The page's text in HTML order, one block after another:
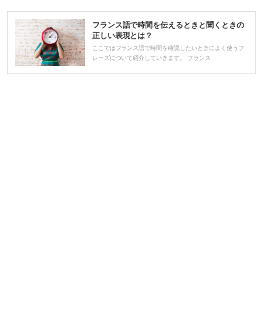
ー
ー
フランス語で時間を伝えるときと聞くときの
正しい表現とは？
ここではフランス語で時間を確認したいときによく使うフ
レーズについて紹介していきます。 フランス